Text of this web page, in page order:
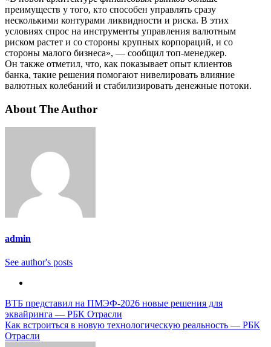
преимуществ у того, кто способен управлять сразу
несколькими контурами ликвидности и риска. В этих
условиях спрос на инструменты управления валютным
риском растет и со стороны крупных корпораций, и со
стороны малого бизнеса», — сообщил топ-менеджер.
Он также отметил, что, как показывает опыт клиентов
банка, такие решения помогают нивелировать влияние
валютных колебаний и стабилизировать денежные потоки.
About The Author
admin
See author's posts
Навигация
по
записям
ВТБ представил на ПМЭФ-2026 новые решения для
эквайринга — РБК Отрасли
Как встроиться в новую технологическую реальность — РБК
Отрасли